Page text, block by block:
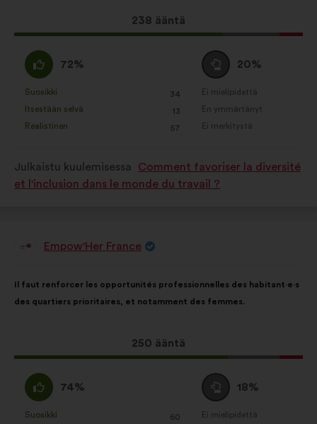
Tämä
ehdotus
238 ääntä
samaa
mieltä
:
72%
seuraavasti:
Suosikki
: 34
kertaa
Itsestään selvä
: 13
kertaa
Realistinen
: 57
kertaa
Äänestä
tyhjää
:
20%
seuraavasti:
Ei mielipidettä
:kertaa
En ymmärtänyt
:kertaa
Ei merkitystä
:kertaa
Julkaistu kuulemisessa
Comment favoriser la diversité
et l'inclusion dans le monde du travail ?
EhdotusEmpow'Her France
sisältö:
Il faut renforcer les opportunités professionnelles des habitant·e·s
des quartiers prioritaires, et notamment des femmes.
Tämä
ehdotus
250 ääntä
jakautuminen:
samaa
mieltä
:
74%
Suosikki
: 60
kertaa
Äänestä
tyhjää
:
18%
Ei mielipidettä
:kertaa